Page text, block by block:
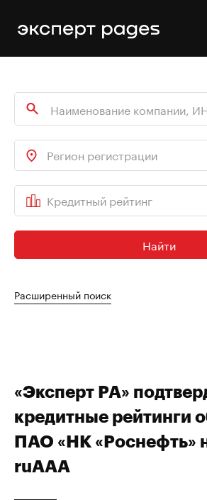
Регион регистрации
Кредитный рейтинг
Найти
Расширенный поиск
«Эксперт РА»
кредитные рейтинги
ПАО «НК «Роснефть»
ruAAA